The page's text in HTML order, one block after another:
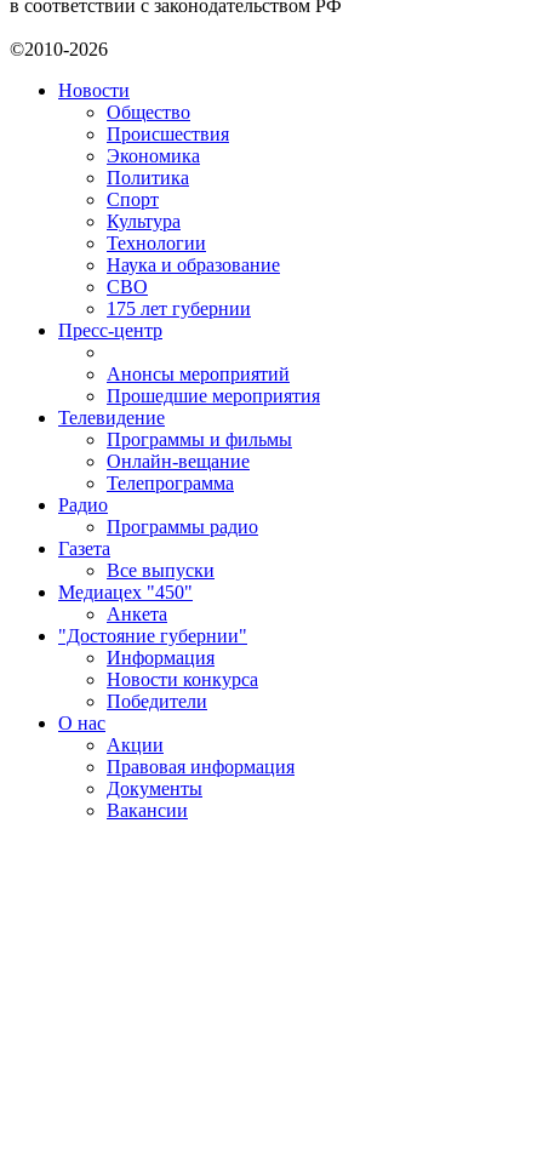
в соответствии с законодательством РФ
©2010-2026
Новости
Общество
Происшествия
Экономика
Политика
Спорт
Культура
Технологии
Наука и образование
СВО
175 лет губернии
Пресс-центр
Анонсы мероприятий
Прошедшие мероприятия
Телевидение
Программы и фильмы
Онлайн-вещание
Телепрограмма
Радио
Программы радио
Газета
Все выпуски
Медиацех "450"
Анкета
"Достояние губернии"
Информация
Новости конкурса
Победители
О нас
Акции
Правовая информация
Документы
Вакансии